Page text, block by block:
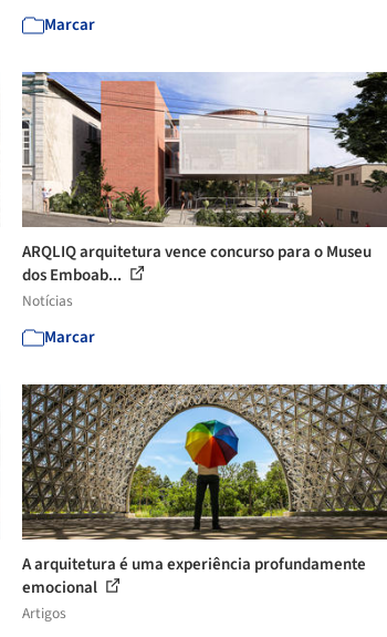
Marcar
ARQLIQ arquitetura vence concurso para o Museu
dos Emboab...
Notícias
Marcar
A arquitetura é uma experiência profundamente
emocional
Artigos